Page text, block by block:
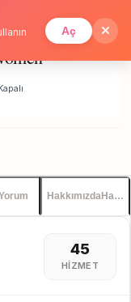
Giriş Üye Ol
Hakkımızda
45
HIZMET
Aç